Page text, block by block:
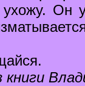
Он
книги